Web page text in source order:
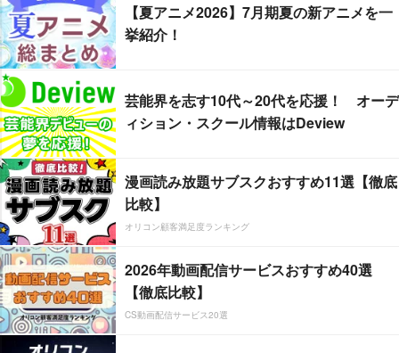
【夏アニメ2026】7月期夏の新アニメを一
挙紹介！
芸能界を志す10代～20代を応援！ オーデ
ィション・スクール情報はDeview
漫画読み放題サブスクおすすめ11選【徹底
比較】
オリコン顧客満足度ランキング
2026年動画配信サービスおすすめ40選
【徹底比較】
CS動画配信サービス20選